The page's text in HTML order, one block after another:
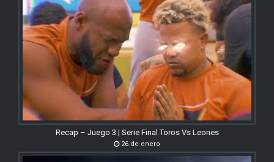
Recap – Juego 3 | Serie Final Toros Vs Leones
26 de enero